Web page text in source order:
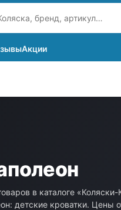
Акции
в каталоге
детские кроватки. Цены